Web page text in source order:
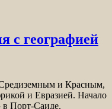
с географией
и Красным,
и Евразией. Начало
в Порт-Саиде.